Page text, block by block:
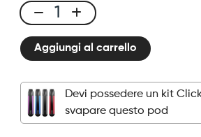
Click
&
Puff
Pod
Cool
Aggiungi al carrello
Devi possedere un kit
svapare questo pod